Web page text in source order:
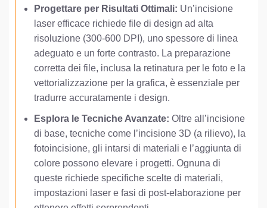
Progettare per Risultati Ottimali: Un’incisione
laser efficace richiede file di design ad alta
risoluzione (300-600 DPI), uno spessore di linea
adeguato e un forte contrasto. La preparazione
corretta dei file, inclusa la retinatura per le foto e la
vettorializzazione per la grafica, è essenziale per
tradurre accuratamente i design.
Esplora le Tecniche Avanzate: Oltre all’incisione
di base, tecniche come l’incisione 3D (a rilievo), la
fotoincisione, gli intarsi di materiali e l’aggiunta di
colore possono elevare i progetti. Ognuna di
queste richiede specifiche scelte di materiali,
impostazioni laser e fasi di post-elaborazione per